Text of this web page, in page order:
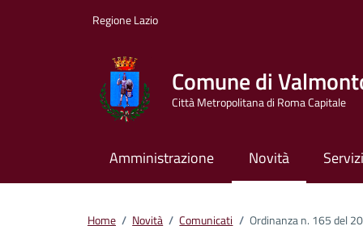
Regione Lazio
Comune di
Città Metropolitana di Roma Capitale
Amministrazione Novità
Home / Novità / Comunicati / Ordinanza n. 165 del